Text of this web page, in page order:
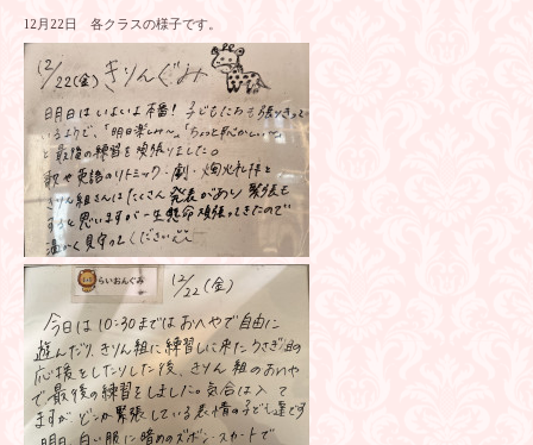
12月22日 各クラスの様子です。